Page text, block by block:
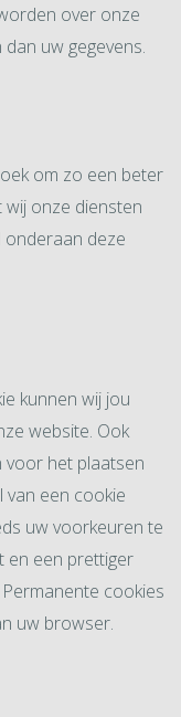
over onze
uw gegevens.
om zo een beter
wij onze diensten
deze
kunnen wij jou
website. Ook
voor het plaatsen
van een cookie
uw voorkeuren te
en een prettiger
cookies
uw browser.